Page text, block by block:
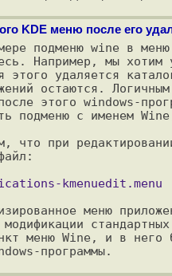
KDE меню после его
подменю wine в
Например, мы хотим
этого удаляется
остаются.
этого windows-
подменю с именем
что при
меню
меню Wine, и в него